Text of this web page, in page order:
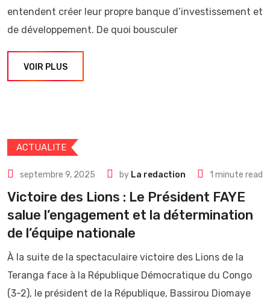
entendent créer leur propre banque d’investissement et
de développement. De quoi bousculer
VOIR PLUS
ACTUALITE
septembre 9, 2025 by La redaction 1 minute read
Victoire des Lions : Le Président FAYE
salue l’engagement et la détermination
de l’équipe nationale
À la suite de la spectaculaire victoire des Lions de la
Teranga face à la République Démocratique du Congo
(3-2), le président de la République, Bassirou Diomaye